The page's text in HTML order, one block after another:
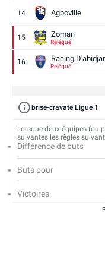
14 Agboville
15 Zoman
Relégué
16 Racing
Relégué
brise-cravate Ligue 1
Lorsque deux équipes (ou
suivantes les règles
Différence de buts
Buts pour
Victoires